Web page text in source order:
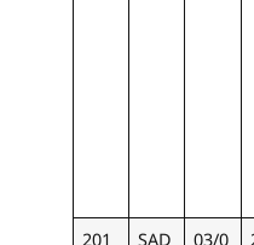
201
SAD
03/0